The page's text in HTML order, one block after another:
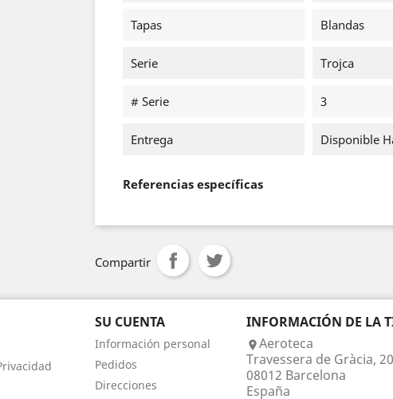
Tapas Blandas
Serie Trojca
# Serie 3
Entrega Disponible
Referencias específicas
Compartir
SU CUENTA
Información personal
Pedidos
Direcciones
INFORMACIÓN DE LA
Aeroteca
Travessera de Gràcia,
08012 Barcelona
España